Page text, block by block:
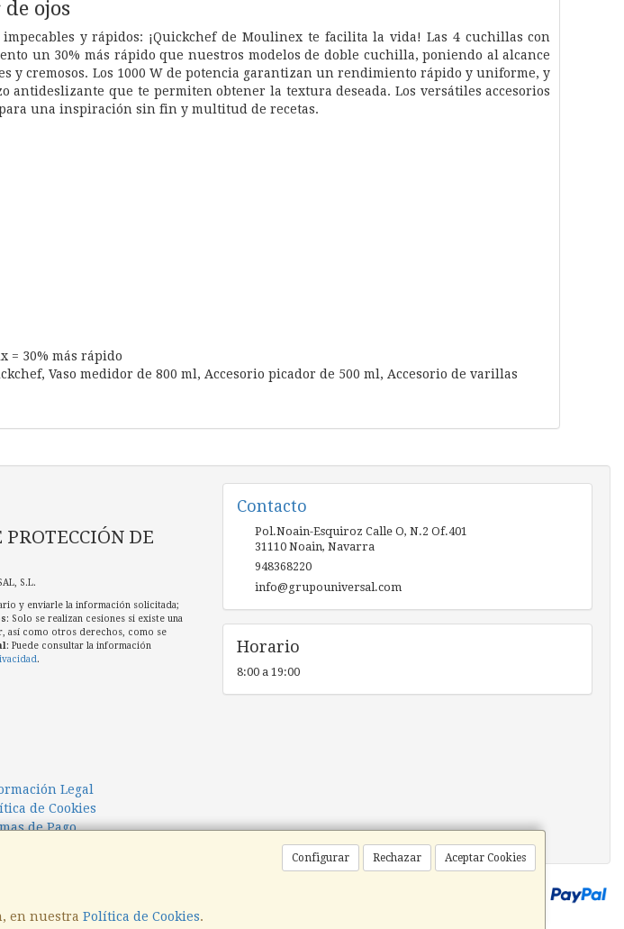
ojos
y rápidos: ¡Quickchef de Moulinex te facilita la vida! Las 4 cuchillas con
un 30% más rápido que nuestros modelos de doble cuchilla, poniendo al alcance
y cremosos. Los 1000 W de potencia garantizan un rendimiento rápido y uniforme, y
antideslizante que te permiten obtener la textura deseada. Los versátiles accesorios
una inspiración sin fin y multitud de recetas.
= 30% más rápido
Vaso medidor de 800 ml, Accesorio picador de 500 ml, Accesorio de varillas
Configurar Rechazar Aceptar Cookies
en nuestra Política de Cookies.
DE
S.L.
y enviarle la información solicitada;
: Solo se realizan cesiones si existe una
así como otros derechos, como se
: Puede consultar la información
.
Legal
de Cookies
de Pago
Contacto
Pol.Noain-Esquiroz Calle O, N.2 Of.401
31110 Noain, Navarra
948368220
info@grupouniversal.com
Horario
8:00 a 19:00
B31817372 - Tfno: